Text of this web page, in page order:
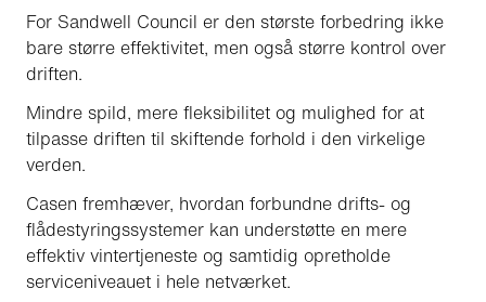
For Sandwell Council er den største forbedring ikke
bare større effektivitet, men også større kontrol over
driften.
Mindre spild, mere fleksibilitet og mulighed for at
tilpasse driften til skiftende forhold i den virkelige
verden.
Casen fremhæver, hvordan forbundne drifts- og
flådestyringssystemer kan understøtte en mere
effektiv vintertjeneste og samtidig opretholde
serviceniveauet i hele netværket.